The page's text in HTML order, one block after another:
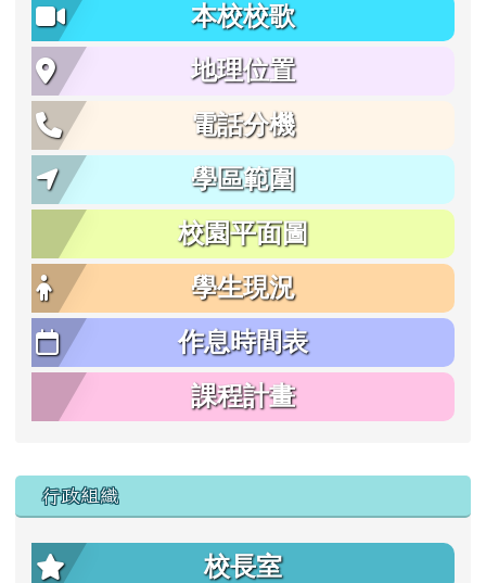
本校校歌
地理位置
電話分機
學區範圍
校園平面圖
學生現況
作息時間表
課程計畫
行政組織
校長室